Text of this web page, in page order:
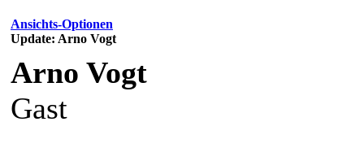
Ansichts-Optionen
Update: Arno Vogt
Arno Vogt
Gast